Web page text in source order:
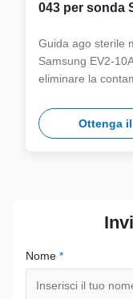
043 per sonda
Guida ago sterile
Samsung EV2-
eliminare la
compatibilità con
Ottenga
Nome *